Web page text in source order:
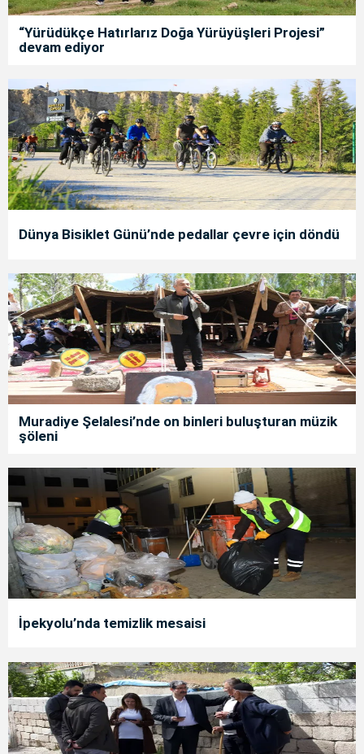
“Yürüdükçe Hatırlarız Doğa Yürüyüşleri Projesi”
devam ediyor
Dünya Bisiklet Günü’nde pedallar çevre için döndü
Muradiye Şelalesi’nde on binleri buluşturan müzik
şöleni
İpekyolu’nda temizlik mesaisi